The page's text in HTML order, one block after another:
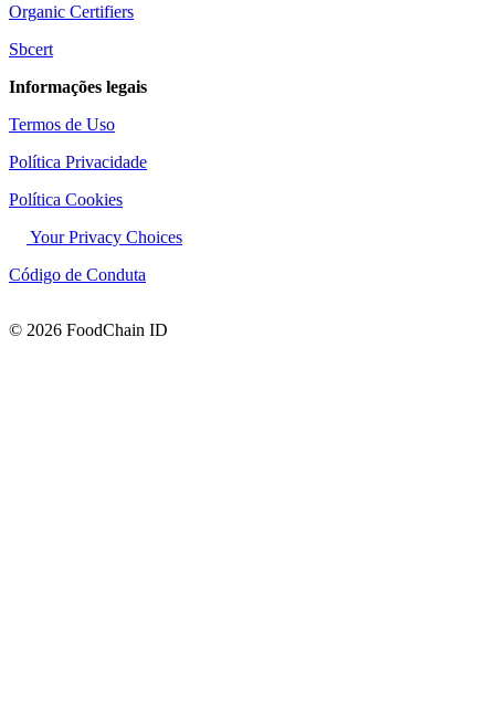
Organic Certifiers
Sbcert
Informações legais
Termos de Uso
Política Privacidade
Política Cookies
Your Privacy Choices
Código de Conduta
© 2026 FoodChain ID